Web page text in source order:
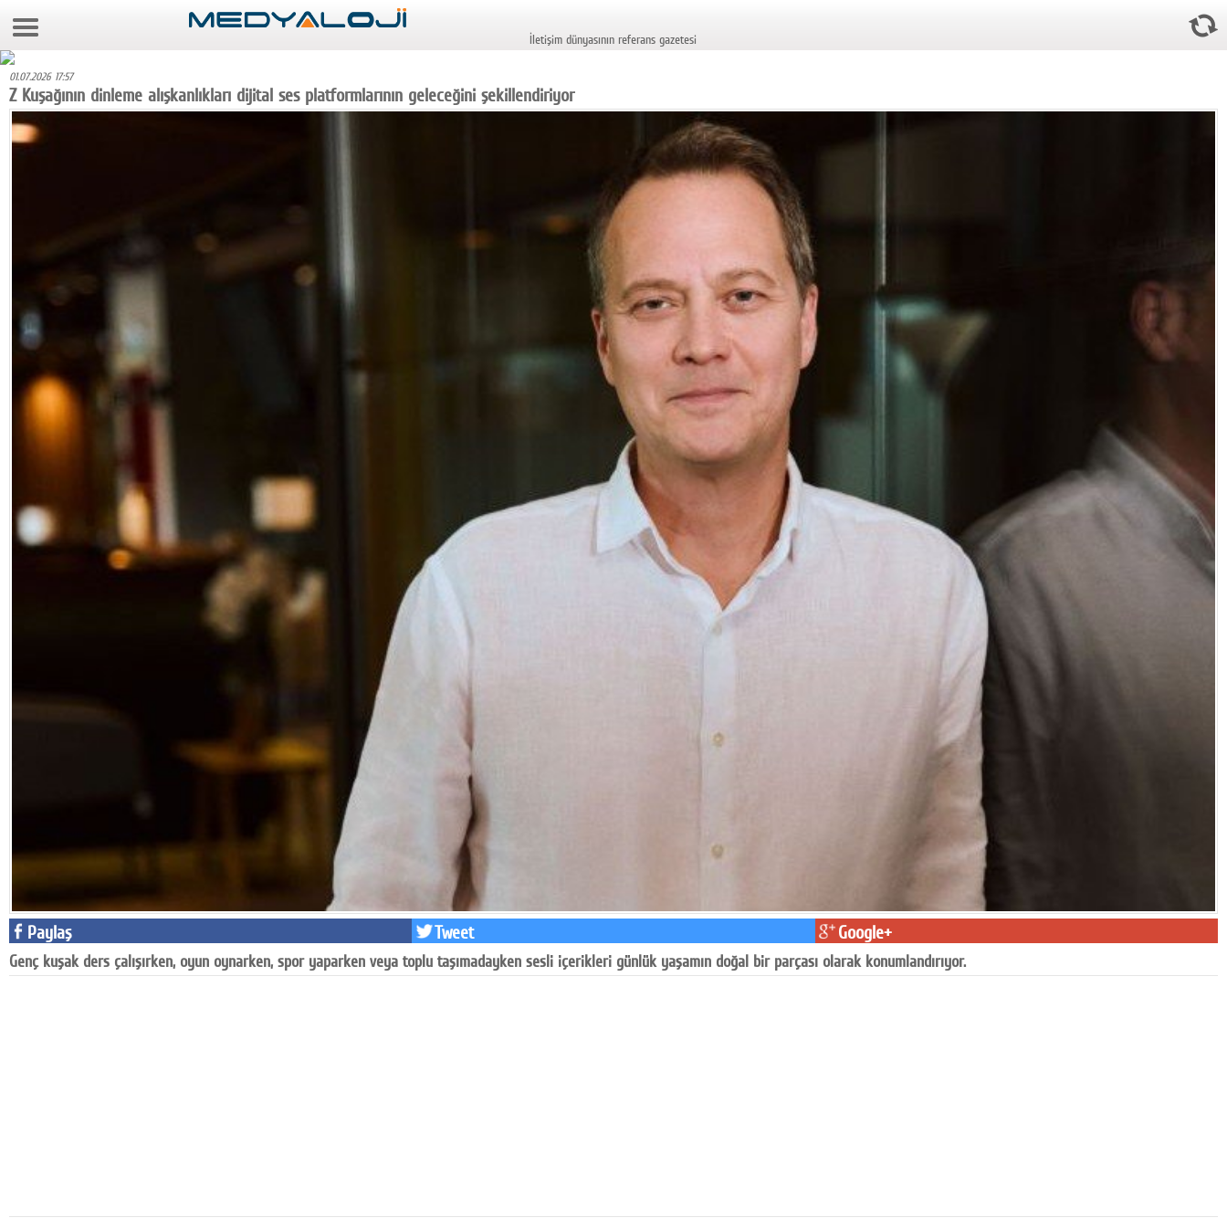
7 Ağustos 2026 16:45:12
Foto Galeri
Teknoloji
Pr
Facebook
Youtube
İletişim dünyasının referans gazetesi
01.07.2026 17:57
Z Kuşağının dinleme alışkanlıkları dijital ses platformlarının geleceğini şekillendiriyor
Paylaş Tweet Google+
Genç kuşak ders çalışırken, oyun oynarken, spor yaparken veya toplu taşımadayken sesli içerikleri günlük yaşamın doğal bir parçası olarak konumlandırıyor.